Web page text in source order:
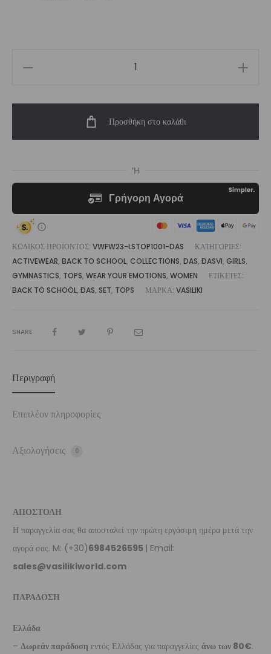
Das
Προσθήκη στο καλάθι
ΚΩΔΙΚΌΣ ΠΡΟΪΌΝΤΟΣ: VWFW23-LSTOP1001-DAS
ΚΑΤΗΓΟΡΊΕΣ:
ACTIVEWEAR, BACK TO SCHOOL, COLLECTIONS, DAS, DASVI, GIRLS,
GYMNASTICS, TOPS, WEAR YOUR EMOTIONS, WOMEN
ΕΤΙΚΈΤΕΣ:
BACK TO SCHOOL, DAS, SET, TOPS ΜΆΡΚΑ: VASILIKI
SHARE
Περιγραφή
Επιπλέον πληροφορίες
Αξιολογήσεις 0
ΑΠΟΣΤΟΛΗ
Η παραγγελία σας θα αποσταλεί την πρώτη εργάσιμη ημέρα μετά την
αγορά σας. M: (+30)6984526595 | Email:
sales@vasilikiworld.com
ΠΑΡΑΔΟΣΗ
Ελλάδα
– Δωρεάν παράδοση εντός Ελλάδας για παραγγελίες άνω των 80€.